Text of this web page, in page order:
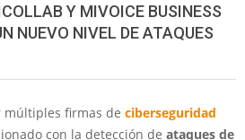
Y MIVOICE BUSINESS
NUEVO NIVEL DE ATAQUES
firmas de ciberseguridad
con la detección de ataques de